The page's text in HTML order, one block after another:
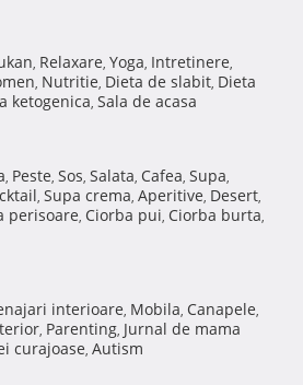
, Relaxare, Yoga, Intretinere,
, Nutritie, Dieta de slabit, Dieta
ketogenica, Sala de acasa
, Peste, Sos, Salata, Cafea, Supa,
, Supa crema, Aperitive, Desert,
perisoare, Ciorba pui, Ciorba burta,
interioare, Mobila, Canapele,
, Parenting, Jurnal de mama
curajoase, Autism